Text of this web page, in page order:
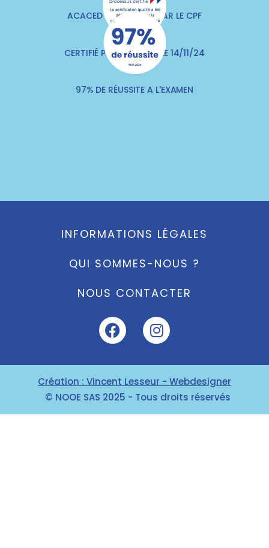
ACACED FINANÇABLE PAR LE CPF
CERTIFIÉ PAR QUALITIA LE 14/11/24
97% DE RÉUSSITE A L'EXAMEN
INFORMATIONS LÉGALES
QUI SOMMES-NOUS ?
NOUS CONTACTER
Création : Vincent Lesseur - Webdesigner
© NOOE SAS 2025 - Tous droits réservés